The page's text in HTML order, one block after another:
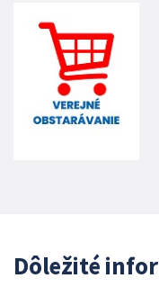
Dôležité